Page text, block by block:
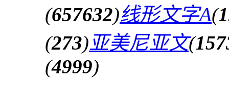
(657632)线形文字A(
(273)亚美尼亚文(
(4999)